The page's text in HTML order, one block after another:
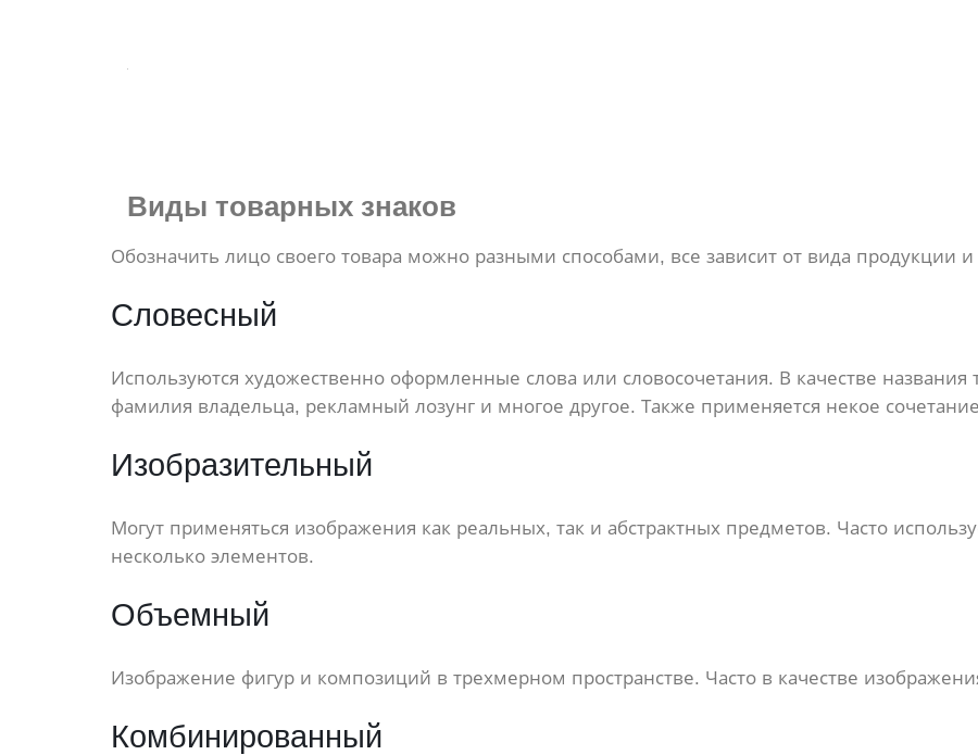
Виды товарных знаков
Обозначить лицо своего товара можно разными способами, все зависит от вида продукции и
Словесный
Используются художественно оформленные слова или словосочетания. В качестве названия
фамилия владельца, рекламный лозунг и многое другое. Также применяется некое
Изобразительный
Могут применяться изображения как реальных, так и абстрактных предметов. Часто
несколько элементов.
Объемный
Изображение фигур и композиций в трехмерном пространстве. Часто в качестве
Комбинированный